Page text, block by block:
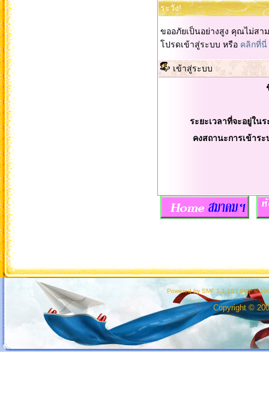
ระวัง!
ขออภัยเป็นอย่างสูง คุณไม่ส
โปรดเข้าสู่ระบบ หรือ คลิกที่นี่
เข้าสู่ระบบ
ระยะเวลาที่จะอยู่ใน
คงสถานะการเข้าร
Powered by SMF 1.1.10 | SMF ©
Copyright ©